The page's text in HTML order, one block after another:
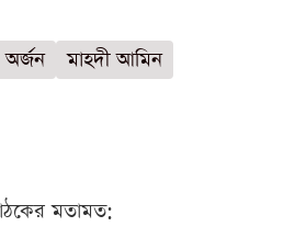
অর্জন
মাহদী আমিন
মতামত: